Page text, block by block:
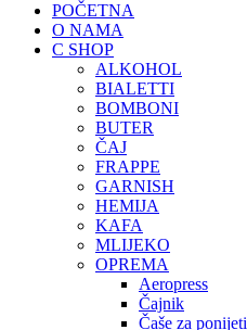
POČETNA
O NAMA
C SHOP
ALKOHOL
BIALETTI
BOMBONI
BUTER
ČAJ
FRAPPE
GARNISH
HEMIJA
KAFA
MLIJEKO
OPREMA
Aeropress
Čajnik
Čaše za ponijeti